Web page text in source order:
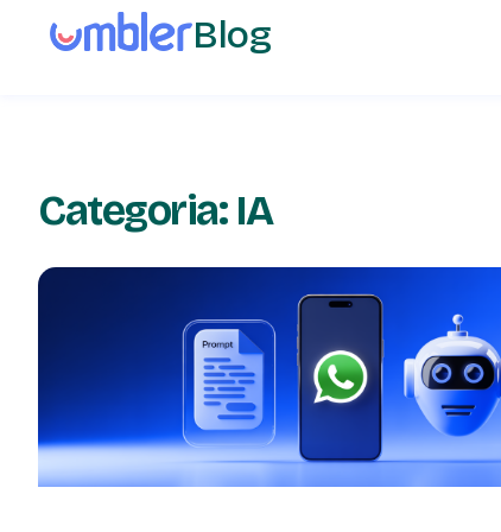
Blog
Categoria: IA